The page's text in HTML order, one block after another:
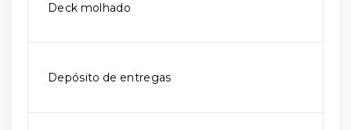
Deck molhado
Depósito de entregas